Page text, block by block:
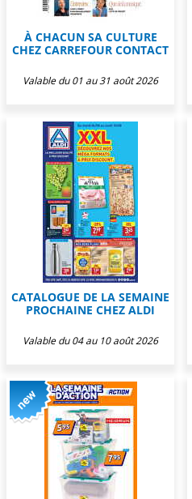
À CHACUN SA CULTURE
CHEZ CARREFOUR CONTACT
Valable du 01 au 31 août 2026
CATALOGUE DE LA SEMAINE
PROCHAINE CHEZ ALDI
Valable du 04 au 10 août 2026